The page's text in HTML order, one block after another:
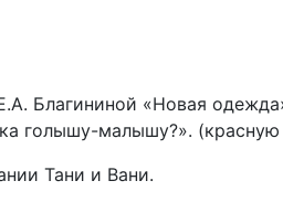
Благининой «Новая
голышу-малышу?».
Тани и Вани.